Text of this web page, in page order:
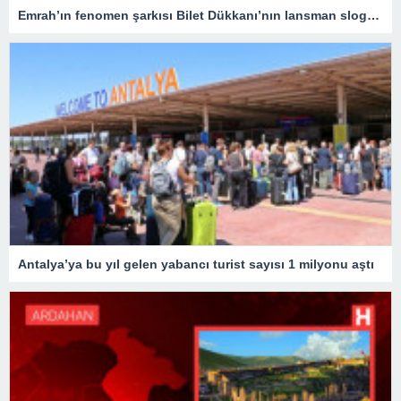
Emrah’ın fenomen şarkısı Bilet Dükkanı’nın lansman sloganı oldu
Antalya’ya bu yıl gelen yabancı turist sayısı 1 milyonu aştı